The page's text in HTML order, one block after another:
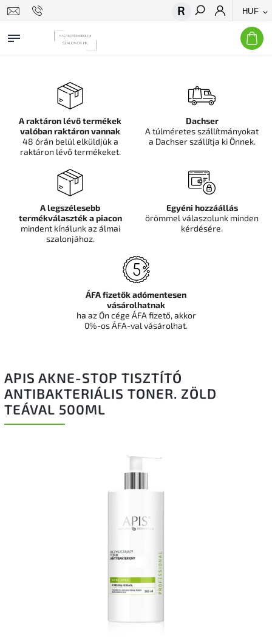
HUF
Keresés
APIS AKNE-STOP TISZTÍTÓ
ANTIBAKTERIÁLIS TONER. ZÖLD
TEÁVAL 500ML
A raktáron lévő termékek
valóban raktáron vannak
48 órán belül elküldjük a
raktáron lévő termékeket.
Dachser
A túlméretes szállítmányokat
a Dachser szállítja ki Önnek.
A legszélesebb
termékválaszték a piacon
mindent kínálunk az álmai
szalonjához.
Egyéni hozzáállás
örömmel válaszolunk minden
kérdésére.
ÁFA fizetők adómentesen
vásárolhatnak
ha az Ön cége ÁFA fizető, akkor
0%-os ÁFA-val vásárolhat.